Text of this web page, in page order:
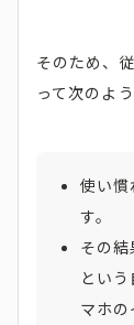
そのため、
って次のよ
使い慣
す。
その
とい
マホ